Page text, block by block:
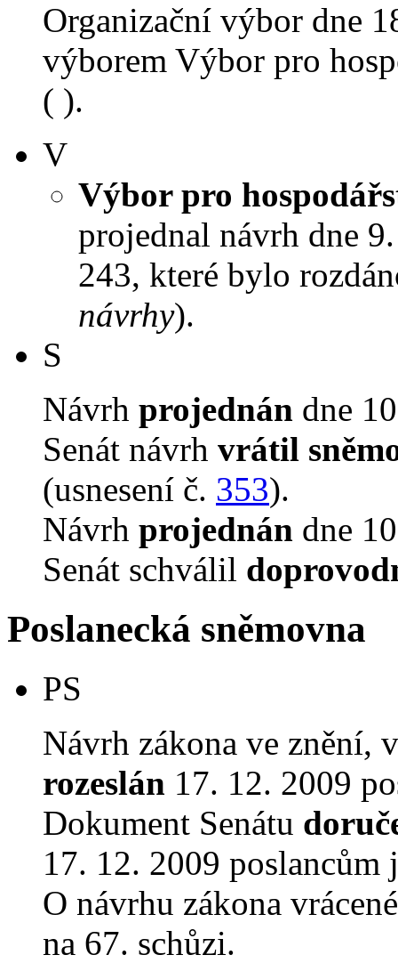
Organizační výbor dne
výborem Výbor pro
( ).
V
Výbor pro
projednal návrh dne
243, které bylo
návrhy).
S
Návrh projednán dne
Senát návrh vrátil
(usnesení č. 353).
Návrh projednán dne
Senát schválil
Poslanecká sněmovna
PS
Návrh zákona ve znění,
rozeslán 17. 12. 2009
Dokument Senátu
17. 12. 2009
O návrhu zákona
na 67. schůzi.